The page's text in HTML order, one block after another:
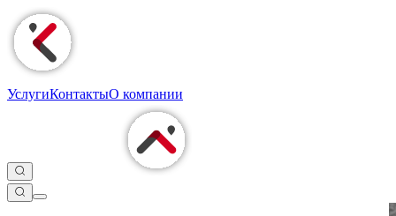
УслугиКонтактыО компании